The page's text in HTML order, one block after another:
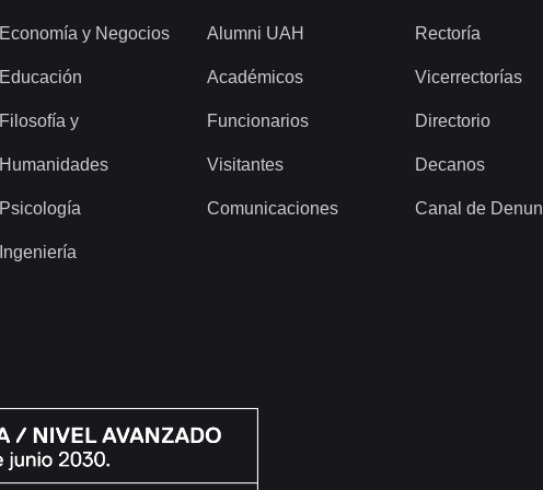
Economía y Negocios
Educación
Filosofía y
Humanidades
Psicología
Ingeniería
Alumni UAH
Académicos
Funcionarios
Visitantes
Comunicaciones
Rectoría
Vicerrectorías
Directorio
Decanos
Canal de